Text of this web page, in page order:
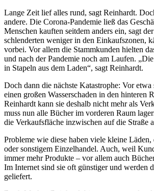
Lange Zeit lief alles rund, sagt Reinhardt.
andere. Die Corona-Pandemie ließ das
Menschen kauften seitdem anders ein, sagt
schlenderten weniger in den Einkaufszonen,
vorbei. Vor allem die Stammkunden hielten
und nach der Pandemie noch am Laufen.
in Stapeln aus dem Laden“, sagt Reinhardt.
Doch dann die nächste Katastrophe: Vor etwa
einen großen Wasserschaden in den hinteren
Reinhardt kann sie deshalb nicht mehr als
muss nun alle Bücher im vorderen Raum
die Verkaufsfläche inzwischen auf die Straße
Probleme wie diese haben viele kleine
oder sonstigem Einzelhandel. Auch, weil
immer mehr Produkte – vor allem auch
Im Internet sind sie oft günstiger und werden
geliefert.